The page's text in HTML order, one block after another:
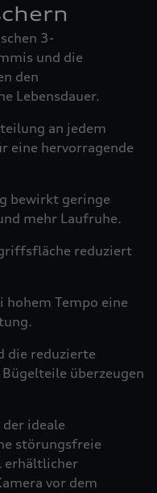
3-
und die
den
Lebensdauer.
an jedem
eine hervorragende
bewirkt geringe
mehr Laufruhe.
reduziert
hohem Tempo eine
die reduzierte
überzeugen
der ideale
störungsfreie
erhältlicher
vor dem